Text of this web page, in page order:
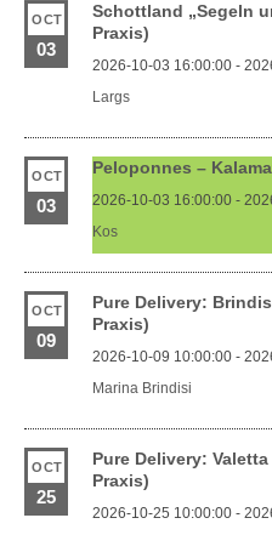
OCT
03
Schottland „Segeln
Praxis)
2026-10-03 16:00:00 -
Largs
OCT
03
Peloponnes –
2026-10-03 16:00:00 -
Kos
OCT
09
Pure Delivery:
Praxis)
2026-10-09 10:00:00 -
Marina Brindisi
OCT
25
Pure Delivery:
Praxis)
2026-10-25 10:00:00 -